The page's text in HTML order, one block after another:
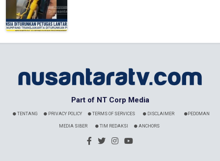
Part of NT Corp Media
TENTANG PRIVACY POLICY TERMS OF SERVICES DISCLAIMER PEDOMAN
MEDIA SIBER TIM REDAKSI ANCHORS